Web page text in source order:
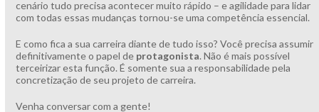
cenário tudo precisa acontecer muito rápido – e agilidade para lidar
com todas essas mudanças tornou-se uma competência essencial.
E como fica a sua carreira diante de tudo isso? Você precisa assumir
definitivamente o papel de protagonista. Não é mais possível
terceirizar esta função. É somente sua a responsabilidade pela
concretização de seu projeto de carreira.
Venha conversar com a gente!